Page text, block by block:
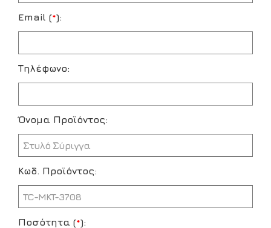
Email (*):
Τηλέφωνο:
Όνομα Προϊόντος:
Κωδ. Προϊόντος:
Ποσότητα (*):